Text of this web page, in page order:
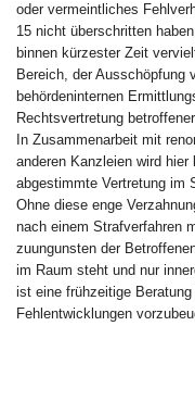
oder vermeintliches
15 nicht überschritten
binnen kürzester Zeit
Bereich, der Ausschöpfung
behördeninternen
Rechtsvertretung
In Zusammenarbeit mit
anderen Kanzleien wird hier
abgestimmte Vertretung im
Ohne diese enge
nach einem Strafverfahren
zuungunsten der
im Raum steht und nur
ist eine frühzeitige
Fehlentwicklungen